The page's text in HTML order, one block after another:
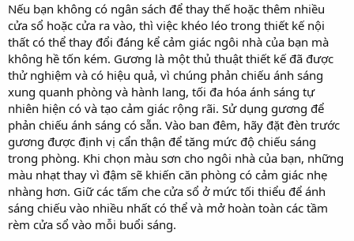
Nếu bạn không có ngân sách để thay thế hoặc thêm nhiều
cửa sổ hoặc cửa ra vào, thì việc khéo léo trong thiết kế nội
thất có thể thay đổi đáng kể cảm giác ngôi nhà của bạn mà
không hề tốn kém. Gương là một thủ thuật thiết kế đã được
thử nghiệm và có hiệu quả, vì chúng phản chiếu ánh sáng
xung quanh phòng và hành lang, tối đa hóa ánh sáng tự
nhiên hiện có và tạo cảm giác rộng rãi. Sử dụng gương để
phản chiếu ánh sáng có sẵn. Vào ban đêm, hãy đặt đèn trước
gương được định vị cẩn thận để tăng mức độ chiếu sáng
trong phòng. Khi chọn màu sơn cho ngôi nhà của bạn, những
màu nhạt thay vì đậm sẽ khiến căn phòng có cảm giác nhẹ
nhàng hơn. Giữ các tấm che cửa sổ ở mức tối thiểu để ánh
sáng chiếu vào nhiều nhất có thể và mở hoàn toàn các tầm
rèm cửa sổ vào mỗi buổi sáng.